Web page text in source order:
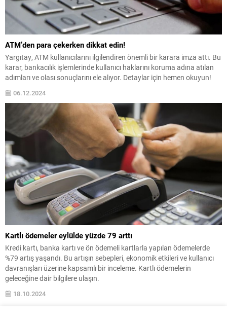
ATM’den para çekerken dikkat edin!
Yargıtay, ATM kullanıcılarını ilgilendiren önemli bir karara imza attı. Bu
karar, bankacılık işlemlerinde kullanıcı haklarını koruma adına atılan
adımları ve olası sonuçlarını ele alıyor. Detaylar için hemen okuyun!
06.12.2024
Kartlı ödemeler eylülde yüzde 79 arttı
Kredi kartı, banka kartı ve ön ödemeli kartlarla yapılan ödemelerde
%79 artış yaşandı. Bu artışın sebepleri, ekonomik etkileri ve kullanıcı
davranışları üzerine kapsamlı bir inceleme. Kartlı ödemelerin
geleceğine dair bilgilere ulaşın.
18.10.2024